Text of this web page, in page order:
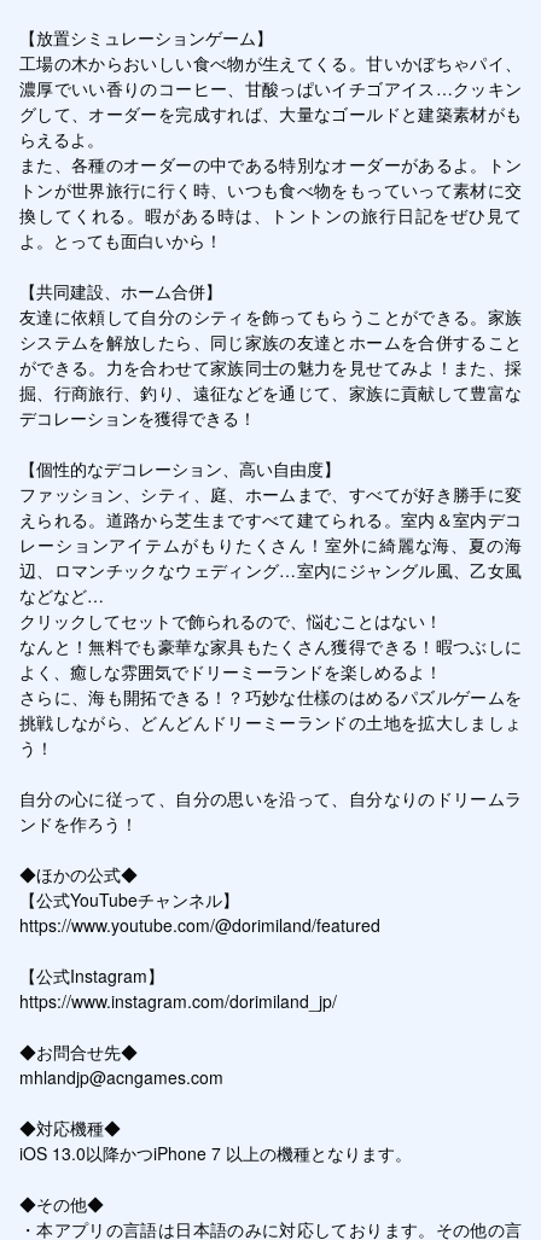
【放置シミュレーションゲーム】
工場の木からおいしい食べ物が生えてくる。甘いかぼちゃパイ、
濃厚でいい香りのコーヒー、甘酸っぱいイチゴアイス…クッキン
グして、オーダーを完成すれば、大量なゴールドと建築素材がも
らえるよ。
また、各種のオーダーの中である特別なオーダーがあるよ。トン
トンが世界旅行に行く時、いつも食べ物をもっていって素材に交
換してくれる。暇がある時は、トントンの旅行日記をぜひ見て
よ。とっても面白いから！
【共同建設、ホーム合併】
友達に依頼して自分のシティを飾ってもらうことができる。家族
システムを解放したら、同じ家族の友達とホームを合併すること
ができる。力を合わせて家族同士の魅力を見せてみよ！また、採
掘、行商旅行、釣り、遠征などを通じて、家族に貢献して豊富な
デコレーションを獲得できる！
【個性的なデコレーション、高い自由度】
ファッション、シティ、庭、ホームまで、すべてが好き勝手に変
えられる。道路から芝生まですべて建てられる。室内＆室内デコ
レーションアイテムがもりたくさん！室外に綺麗な海、夏の海
辺、ロマンチックなウェディング…室内にジャングル風、乙女風
などなど…
クリックしてセットで飾られるので、悩むことはない！
なんと！無料でも豪華な家具もたくさん獲得できる！暇つぶしに
よく、癒しな雰囲気でドリーミーランドを楽しめるよ！
さらに、海も開拓できる！？巧妙な仕樣のはめるパズルゲームを
挑戦しながら、どんどんドリーミーランドの土地を拡大しましょ
う！
自分の心に従って、自分の思いを沿って、自分なりのドリームラ
ンドを作ろう！
◆ほかの公式◆
【公式YouTubeチャンネル】
https://www.youtube.com/@dorimiland/featured
【公式Instagram】
https://www.instagram.com/dorimiland_jp/
◆お問合せ先◆
mhlandjp@acngames.com
◆対応機種◆
iOS 13.0以降かつiPhone 7 以上の機種となります。
◆その他◆
・本アプリの言語は日本語のみに対応しております。その他の言